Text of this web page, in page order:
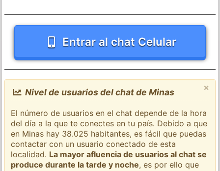
Entrar al chat Celular
×
Nivel de usuarios del chat de Minas
El número de usuarios en el chat depende de la hora
del día a la que te conectes en tu país. Debido a que
en Minas hay 38.025 habitantes, es fácil que puedas
contactar con un usuario conectado de esta
localidad. La mayor afluencia de usuarios al chat se
produce durante la tarde y noche, es por ello que